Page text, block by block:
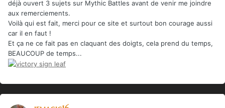
déjà ouvert 3 sujets sur Mythic Battles avant de venir me joindre
aux remerciements.
Voilà qui est fait, merci pour ce site et surtout bon courage aussi
car il en faut !
Et ça ne ce fait pas en claquant des doigts, cela prend du temps,
BEAUCOUP de temps...